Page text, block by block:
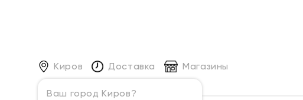
Киров
Ваш город Киров?
Доставка Магазины